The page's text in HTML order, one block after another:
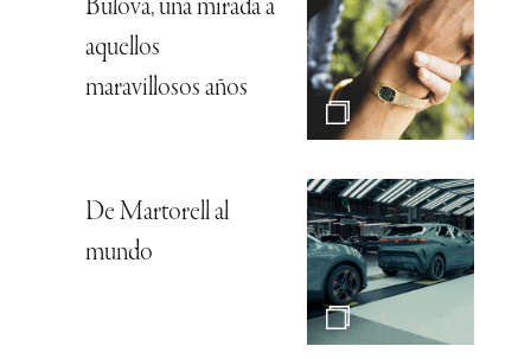
Bulova, una mirada a
aquellos
maravillosos años
De Martorell al
mundo